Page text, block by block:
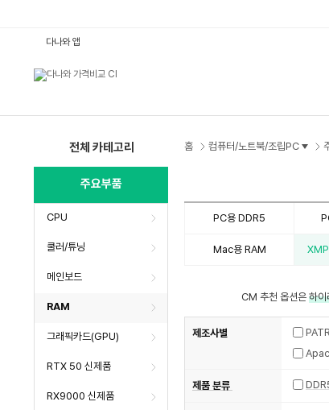
다나와 앱
전체 카테고리
주요부품
CPU
쿨러/튜닝
메인보드
RAM
그래픽카드(GPU)
RTX 50 신제품
RX9000 신제품
홈 컴퓨터/노트북/조립PC
PC용 DDR5
Mac용 RAM
CM 추천 옵션은 하이
제조사별
제품 분류